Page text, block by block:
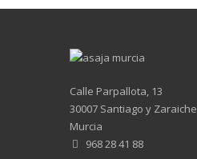
Calle Parpallota, 13
30007 Santiago y Zaraiche
Murcia
968 28 41 88